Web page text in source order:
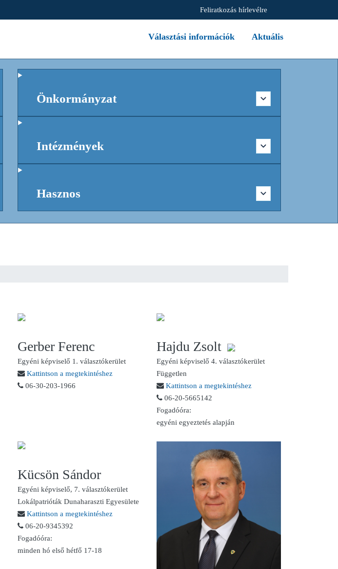
Feliratkozás hírlevélre
Választási információk Aktuális
Önkormányzat
Intézmények
Hasznos
Gerber Ferenc
Egyéni képviselő 1. választókerület
Kattintson a megtekintéshez
06-30-203-1966
Hajdu Zsolt
Egyéni képviselő 4. választókerület
Független
Kattintson a megtekintéshez
06-20-5665142
Fogadóóra:
egyéni egyeztetés alapján
Kücsön Sándor
Egyéni képviselő, 7. választókerület
Lokálpatrióták Dunaharaszti Egyesülete
Kattintson a megtekintéshez
06-20-9345392
Fogadóóra:
minden hó első hétfő 17-18